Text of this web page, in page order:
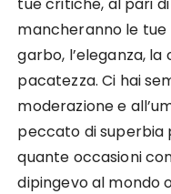
mancheranno le tue
garbo, l’eleganza, la
pacatezza. Ci hai
moderazione e
peccato di superbia
quante occasioni
dipingevo al mondo